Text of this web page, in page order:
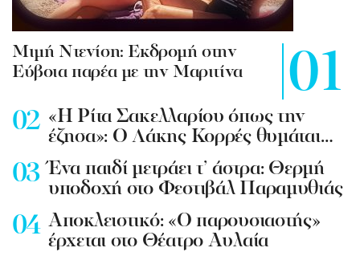
Mιμή Ντενίση: Εκδρομή στην
Εύβοια παρέα με την Μαριτίνα
«Η Ρίτα Σακελλαρίου όπως την
έζησα»: Ο Λάκης Κορρές θυμάται…
Ένα παιδί μετράει τ’ άστρα: Θερμή
υποδοχή στο Φεστιβάλ Παραμυθιάς
Aποκλειστικό: «Ο παρουσιαστής»
έρχεται στο Θέατρο Αυλαία